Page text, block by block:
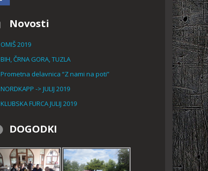
Novosti
OMIŠ 2019
BIH, ČRNA GORA, TUZLA
Prometna delavnica “Z nami na poti”
NORDKAPP -> JULIJ 2019
KLUBSKA FURCA JULIJ 2019
DOGODKI